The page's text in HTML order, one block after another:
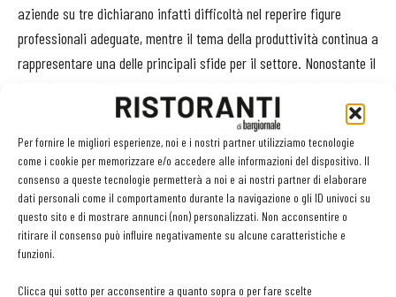
Per fornire le migliori esperienze, noi e i nostri partner utilizziamo tecnologie
come i cookie per memorizzare e/o accedere alle informazioni del dispositivo. Il
consenso a queste tecnologie permetterà a noi e ai nostri partner di elaborare
dati personali come il comportamento durante la navigazione o gli ID univoci su
questo sito e di mostrare annunci (non) personalizzati. Non acconsentire o
ritirare il consenso può influire negativamente su alcune caratteristiche e
funzioni.
Clicca qui sotto per acconsentire a quanto sopra o per fare scelte
aziende su tre dichiarano infatti difficoltà nel reperire figure
professionali adeguate, mentre il tema della produttività continua a
rappresentare una delle principali sfide per il settore. Nonostante il
alle 60 ore di lavoro settimanali — la produttività appare
stagnante e registra persino una lieve contrazione rispetto al 2024.
Il turismo traina la crescita dell’hospitality
Anche il comparto alberghiero mostra segnali di crescita, sostenuto
dalla ripresa dei flussi turistici nazionali e internazionali e